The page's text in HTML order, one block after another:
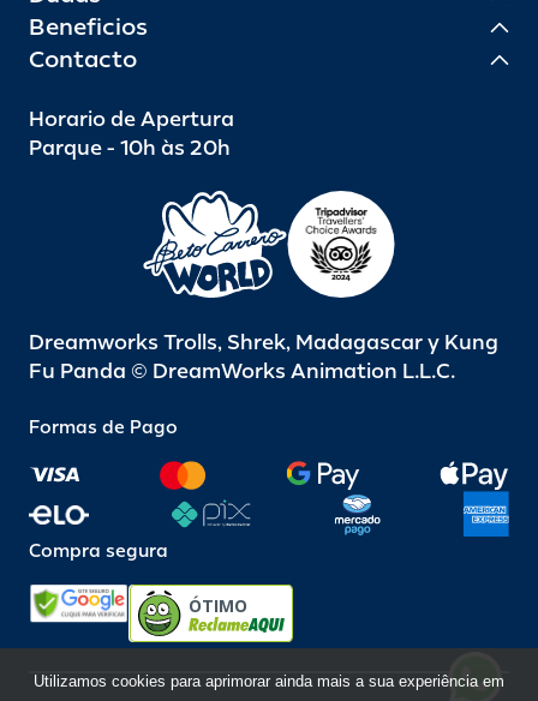
Beneficios
Contacto
Horario de Apertura
Parque - 10h às 20h
Dreamworks Trolls, Shrek, Madagascar y Kung
Fu Panda © DreamWorks Animation L.L.C.
Formas de Pago
Compra segura
ÓTIMO
Utilizamos cookies para aprimorar ainda mais a sua experiência em